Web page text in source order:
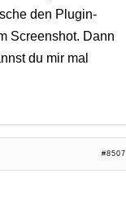
den Plugin-
Screenshot. Dann
du mir mal
#8507